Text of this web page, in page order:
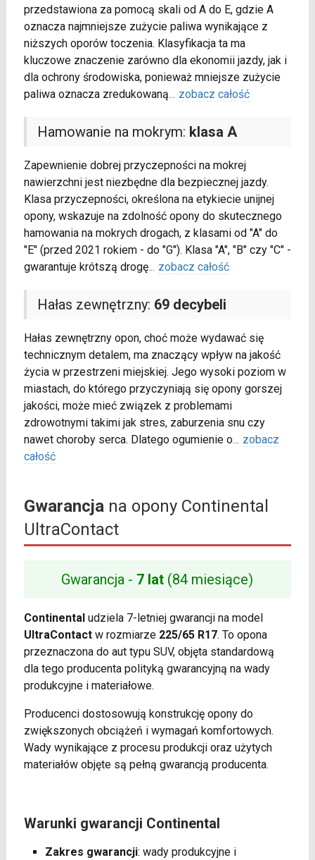
przedstawiona za pomocą skali od A do E, gdzie A
oznacza najmniejsze zużycie paliwa wynikające z
niższych oporów toczenia. Klasyfikacja ta ma
kluczowe znaczenie zarówno dla ekonomii jazdy, jak i
dla ochrony środowiska, ponieważ mniejsze zużycie
paliwa oznacza zredukowaną... zobacz całość
Hamowanie na mokrym: klasa A
Zapewnienie dobrej przyczepności na mokrej
nawierzchni jest niezbędne dla bezpiecznej jazdy.
Klasa przyczepności, określona na etykiecie unijnej
opony, wskazuje na zdolność opony do skutecznego
hamowania na mokrych drogach, z klasami od "A" do
"E" (przed 2021 rokiem - do "G"). Klasa "A", "B" czy "C" -
gwarantuje krótszą drogę... zobacz całość
Hałas zewnętrzny: 69 decybeli
Hałas zewnętrzny opon, choć może wydawać się
technicznym detalem, ma znaczący wpływ na jakość
życia w przestrzeni miejskiej. Jego wysoki poziom w
miastach, do którego przyczyniają się opony gorszej
jakości, może mieć związek z problemami
zdrowotnymi takimi jak stres, zaburzenia snu czy
nawet choroby serca. Dlatego ogumienie o... zobacz
całość
Gwarancjana opony Continental
UltraContact
Gwarancja - 7 lat (84 miesiące)
Continentaludziela 7-letniej gwarancji na model
UltraContactw rozmiarze 225/65 R17. To opona
przeznaczona do aut typu SUV, objęta standardową
dla tego producenta polityką gwarancyjną na wady
produkcyjne i materiałowe.
Producenci dostosowują konstrukcję opony do
zwiększonych obciążeń i wymagań komfortowych.
Wady wynikające z procesu produkcji oraz użytych
materiałów objęte są pełną gwarancją producenta.
Warunki gwarancji Continental
Zakres gwarancji: wady produkcyjne i